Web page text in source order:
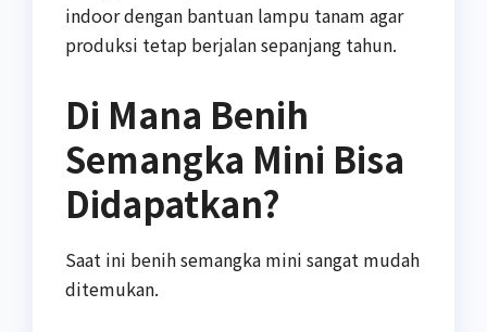
indoor dengan bantuan lampu tanam agar
produksi tetap berjalan sepanjang tahun.
Di Mana Benih
Semangka Mini Bisa
Didapatkan?
Saat ini benih semangka mini sangat mudah
ditemukan.